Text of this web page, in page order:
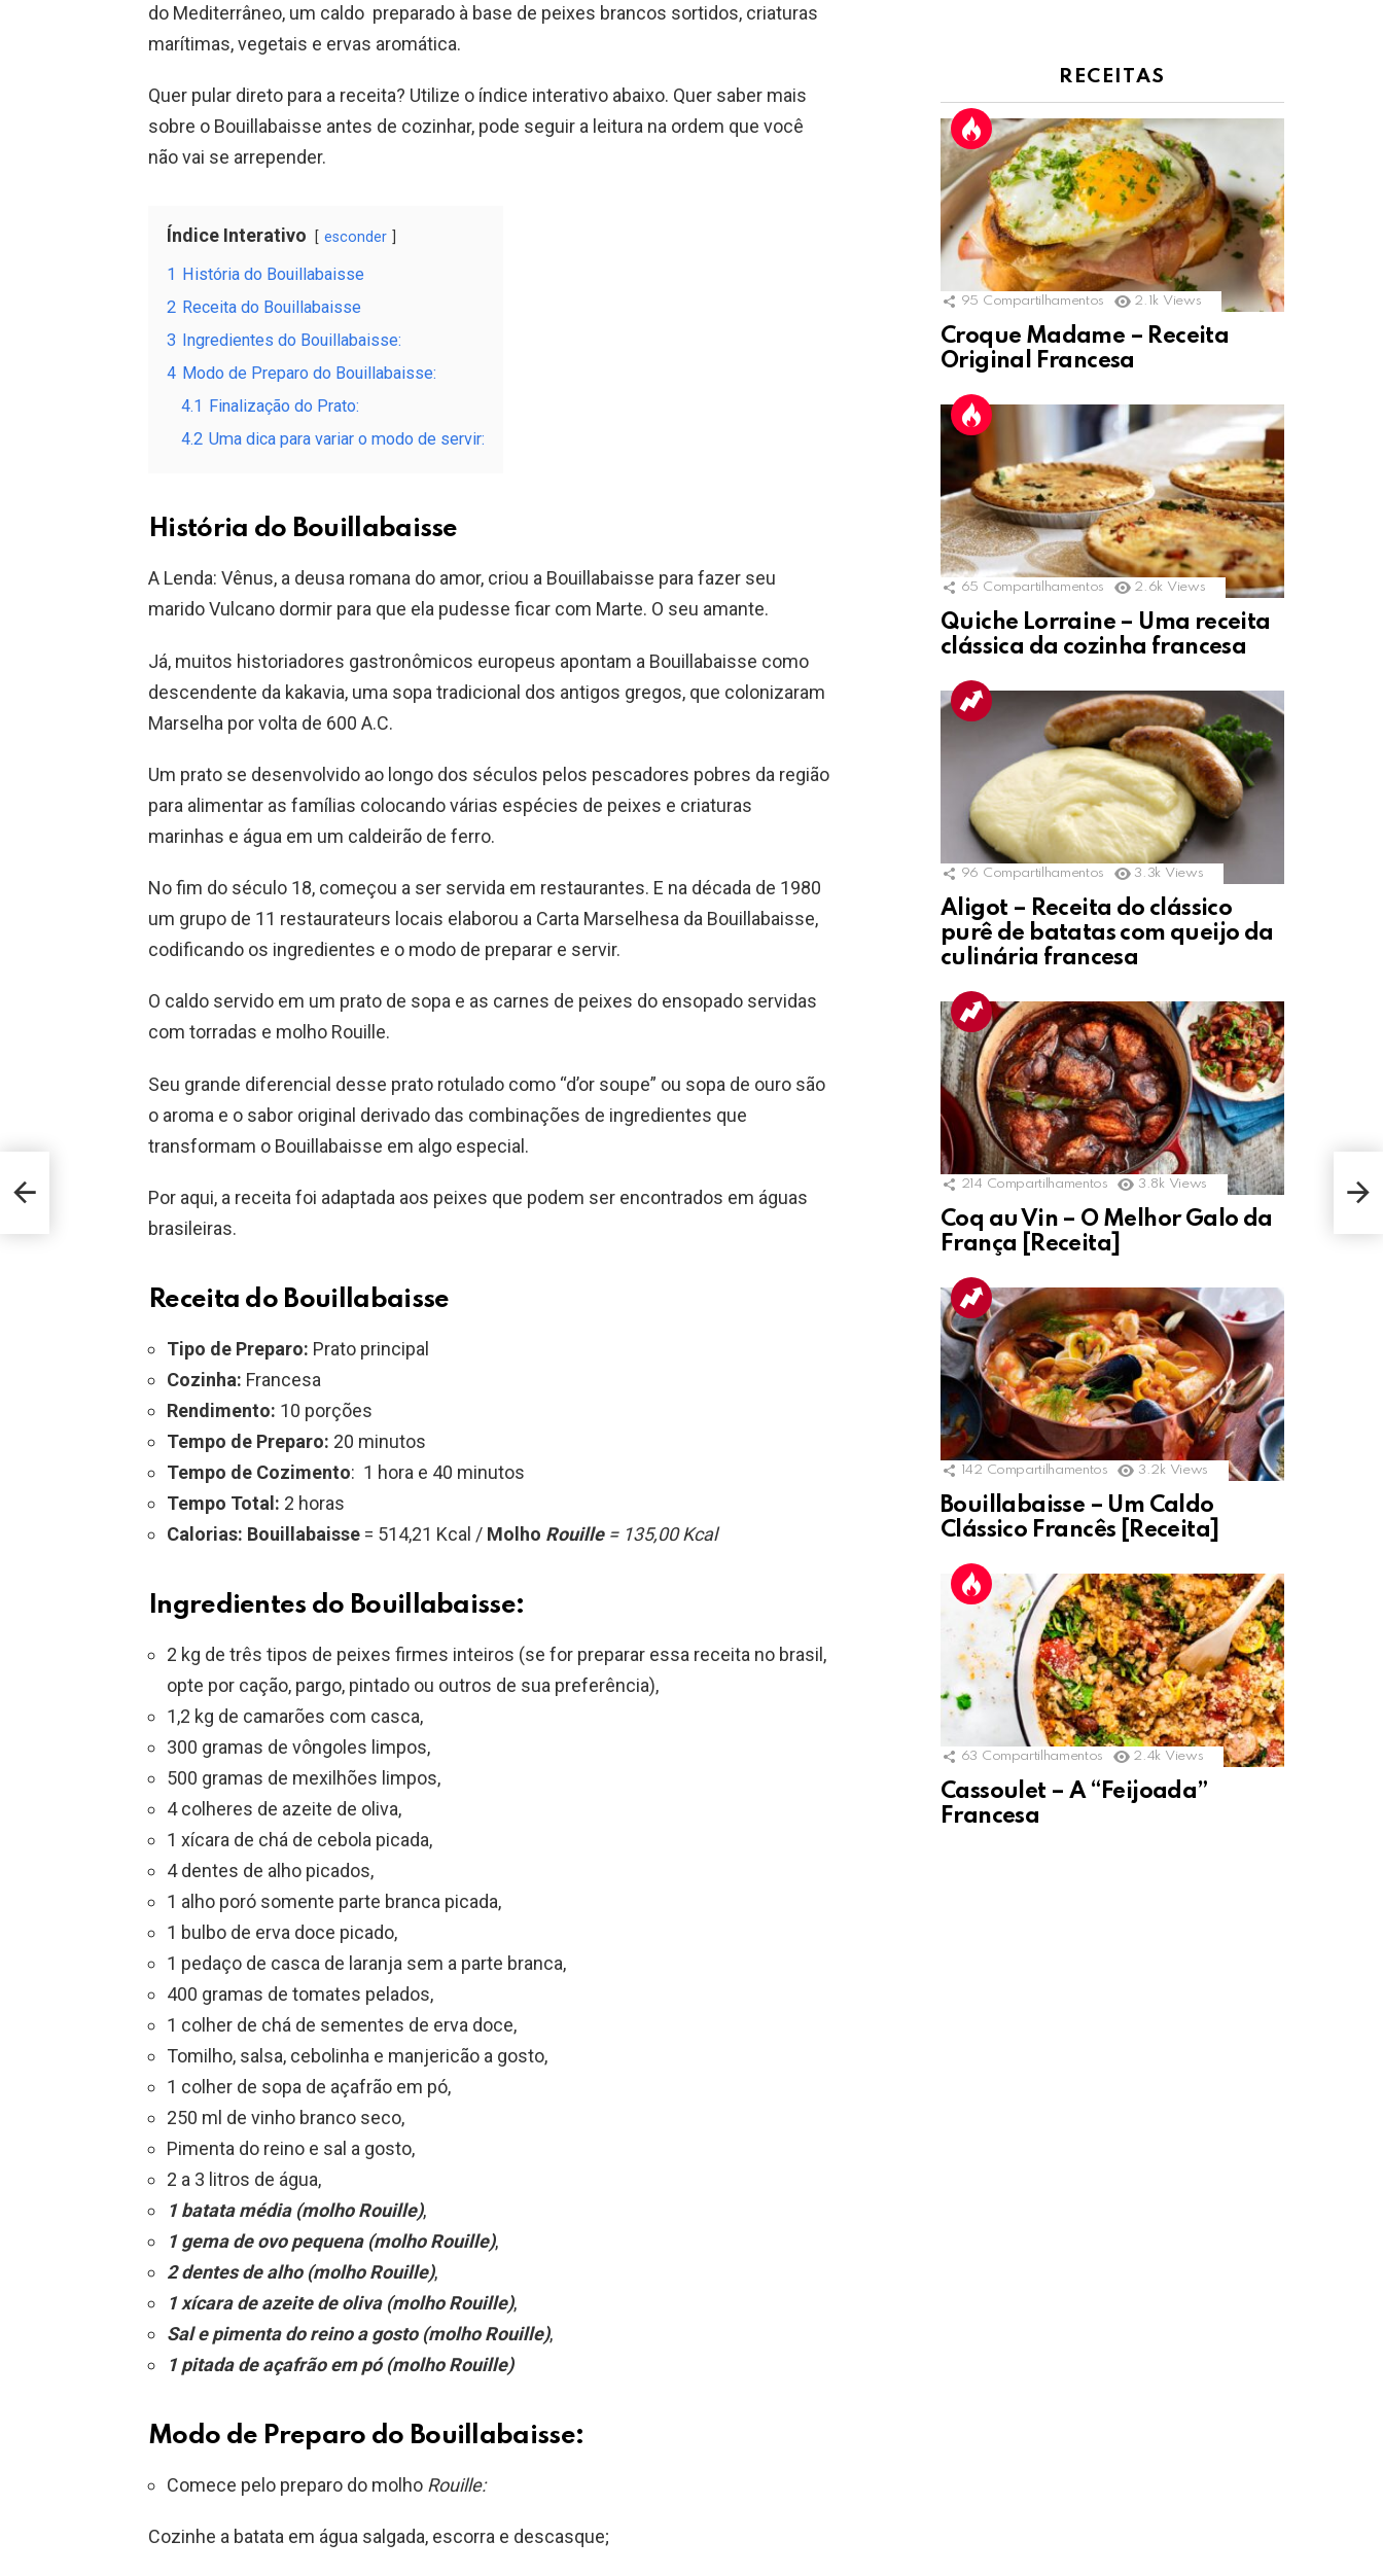
do Mediterrâneo, um caldo preparado à base de peixes brancos sortidos, criaturas
marítimas, vegetais e ervas aromática.
Quer pular direto para a receita? Utilize o índice interativo abaixo. Quer saber mais
sobre o Bouillabaisse antes de cozinhar, pode seguir a leitura na ordem que você
não vai se arrepender.
Índice Interativo esconder
1 História do Bouillabaisse
2 Receita do Bouillabaisse
3 Ingredientes do Bouillabaisse:
4 Modo de Preparo do Bouillabaisse:
4.1 Finalização do Prato:
4.2 Uma dica para variar o modo de servir:
História do Bouillabaisse
A Lenda: Vênus, a deusa romana do amor, criou a Bouillabaisse para fazer seu
marido Vulcano dormir para que ela pudesse ficar com Marte. O seu amante.
Já, muitos historiadores gastronômicos europeus apontam a Bouillabaisse como
descendente da kakavia, uma sopa tradicional dos antigos gregos, que colonizaram
Marselha por volta de 600 A.C.
Um prato se desenvolvido ao longo dos séculos pelos pescadores pobres da região
para alimentar as famílias colocando várias espécies de peixes e criaturas
marinhas e água em um caldeirão de ferro.
No fim do século 18, começou a ser servida em restaurantes. E na década de 1980
um grupo de 11 restaurateurs locais elaborou a Carta Marselhesa da Bouillabaisse,
codificando os ingredientes e o modo de preparar e servir.
O caldo servido em um prato de sopa e as carnes de peixes do ensopado servidas
com torradas e molho Rouille.
Seu grande diferencial desse prato rotulado como “d’or soupe” ou sopa de ouro são
o aroma e o sabor original derivado das combinações de ingredientes que
transformam o Bouillabaisse em algo especial.
Por aqui, a receita foi adaptada aos peixes que podem ser encontrados em águas
brasileiras.
Receita do Bouillabaisse
Tipo de Preparo: Prato principal
Cozinha: Francesa
Rendimento: 10 porções
Tempo de Preparo: 20 minutos
Tempo de Cozimento: 1 hora e 40 minutos
Tempo Total: 2 horas
Calorias: Bouillabaisse = 514,21 Kcal / Molho Rouille= 135,00 Kcal
Ingredientes do Bouillabaisse:
2 kg de três tipos de peixes firmes inteiros (se for preparar essa receita no brasil,
opte por cação, pargo, pintado ou outros de sua preferência),
1,2 kg de camarões com casca,
300 gramas de vôngoles limpos,
500 gramas de mexilhões limpos,
4 colheres de azeite de oliva,
1 xícara de chá de cebola picada,
4 dentes de alho picados,
1 alho poró somente parte branca picada,
1 bulbo de erva doce picado,
1 pedaço de casca de laranja sem a parte branca,
400 gramas de tomates pelados,
1 colher de chá de sementes de erva doce,
Tomilho, salsa, cebolinha e manjericão a gosto,
1 colher de sopa de açafrão em pó,
250 ml de vinho branco seco,
Pimenta do reino e sal a gosto,
2 a 3 litros de água,
1 batata média (molho Rouille),
1 gema de ovo pequena (molho Rouille),
2 dentes de alho (molho Rouille),
1 xícara de azeite de oliva (molho Rouille),
Sal e pimenta do reino a gosto (molho Rouille),
1 pitada de açafrão em pó (molho Rouille)
Modo de Preparo do Bouillabaisse:
Comece pelo preparo do molho Rouille:
Cozinhe a batata em água salgada, escorra e descasque;
RECEITAS
95 Compartilhamentos 2.1k Views
Croque Madame – Receita
Original Francesa
65 Compartilhamentos 2.6k Views
Quiche Lorraine – Uma receita
clássica da cozinha francesa
96 Compartilhamentos 3.3k Views
Aligot – Receita do clássico
purê de batatas com queijo da
culinária francesa
214 Compartilhamentos 3.8k Views
Coq au Vin – O Melhor Galo da
França [Receita]
142 Compartilhamentos 3.2k Views
Bouillabaisse – Um Caldo
Clássico Francês [Receita]
63 Compartilhamentos 2.4k Views
Cassoulet – A “Feijoada”
Francesa